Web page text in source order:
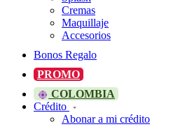
Cremas
Maquillaje
Accesorios
Bonos Regalo
PROMO
COLOMBIA
Crédito
Abonar a mi crédito